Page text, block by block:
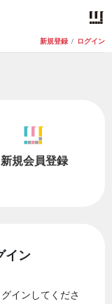
新規登録 / ログイン
新規会員登録
イン
インしてくださ